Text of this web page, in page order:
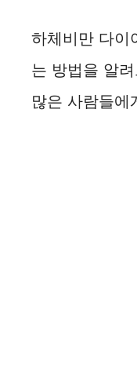
하체비만 다이
는 방법을 알
많은 사람들에